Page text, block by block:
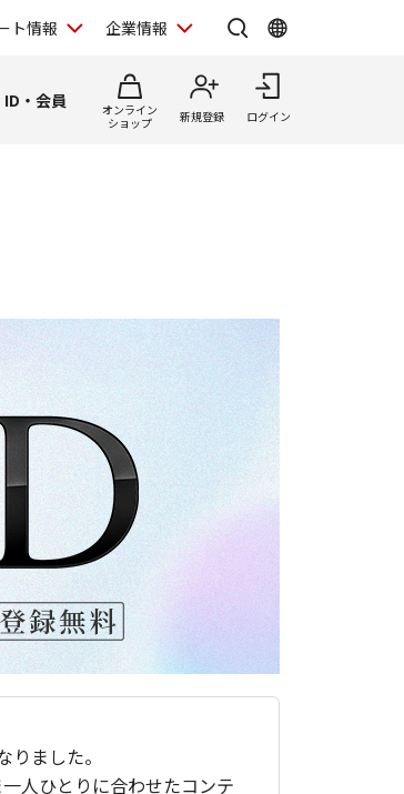
ト情報 企業情報
ID・会員
オンライン
ショップ
新規登録 ログイン
ました。
人ひとりに合わせたコンテ